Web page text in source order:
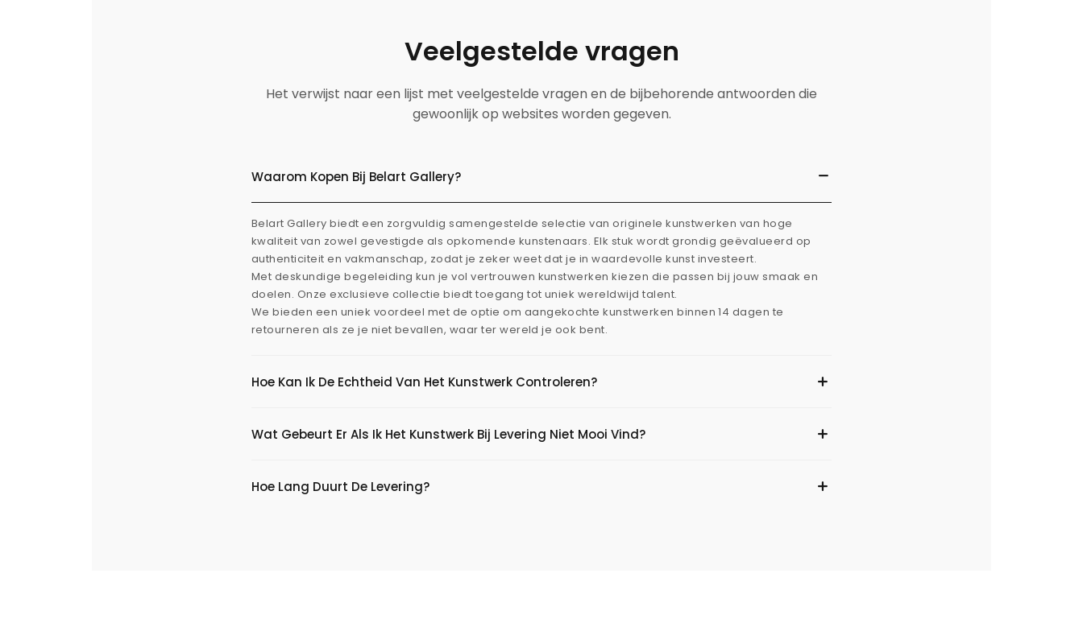
Veelgestelde vragen
Het verwijst naar een lijst met veelgestelde vragen en de bijbehorende antwoorden die
gewoonlijk op websites worden gegeven.
Waarom Kopen Bij Belart Gallery?
Belart Gallery biedt een zorgvuldig samengestelde selectie van originele kunstwerken van hoge
kwaliteit van zowel gevestigde als opkomende kunstenaars. Elk stuk wordt grondig geëvalueerd op
authenticiteit en vakmanschap, zodat je zeker weet dat je in waardevolle kunst investeert.
Met deskundige begeleiding kun je vol vertrouwen kunstwerken kiezen die passen bij jouw smaak en
doelen. Onze exclusieve collectie biedt toegang tot uniek wereldwijd talent.
We bieden een uniek voordeel met de optie om aangekochte kunstwerken binnen 14 dagen te
retourneren als ze je niet bevallen, waar ter wereld je ook bent.
Hoe Kan Ik De Echtheid Van Het Kunstwerk Controleren?
Wat Gebeurt Er Als Ik Het Kunstwerk Bij Levering Niet Mooi Vind?
Hoe Lang Duurt De Levering?